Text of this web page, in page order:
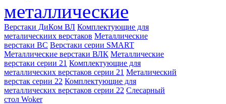
металлические
Верстаки ДиКом ВЛ Комплектующие для
металическиих верстаков Металлические
верстаки ВС Верстаки серии SMART
Металлические верстаки ВЛК Металлические
верстаки серии 21 Комплектующие для
металлических верстаков серии 21 Металический
верстак серии 22 Комплектующие для
металлических верстаков серии 22 Слесарный
стол Woker